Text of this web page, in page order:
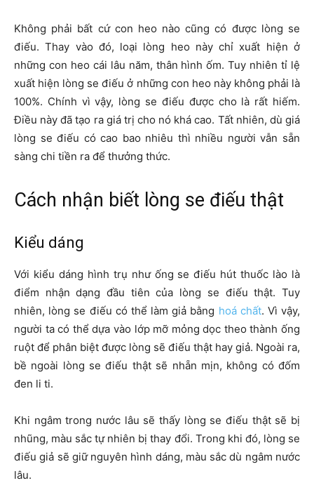
Không phải bất cứ con heo nào cũng có được lòng se
điếu. Thay vào đó, loại lòng heo này chỉ xuất hiện ở
những con heo cái lâu năm, thân hình ốm. Tuy nhiên tỉ lệ
xuất hiện lòng se điếu ở những con heo này không phải là
100%. Chính vì vậy, lòng se điếu được cho là rất hiếm.
Điều này đã tạo ra giá trị cho nó khá cao. Tất nhiên, dù giá
lòng se điếu có cao bao nhiêu thì nhiều người vẫn sẵn
sàng chi tiền ra để thưởng thức.
Cách nhận biết lòng se điếu thật
Kiểu dáng
Với kiểu dáng hình trụ như ống se điếu hút thuốc lào là
điểm nhận dạng đầu tiên của lòng se điếu thật. Tuy
nhiên, lòng se điếu có thể làm giả bằng hoá chất. Vì vậy,
người ta có thể dựa vào lớp mỡ mỏng dọc theo thành ống
ruột để phân biệt được lòng sẽ điếu thật hay giả. Ngoài ra,
bề ngoài lòng se điếu thật sẽ nhẵn mịn, không có đốm
đen li ti.
Khi ngâm trong nước lâu sẽ thấy lòng se điếu thật sẽ bị
nhũng, màu sắc tự nhiên bị thay đổi. Trong khi đó, lòng se
điếu giả sẽ giữ nguyên hình dáng, màu sắc dù ngâm nước
lâu.